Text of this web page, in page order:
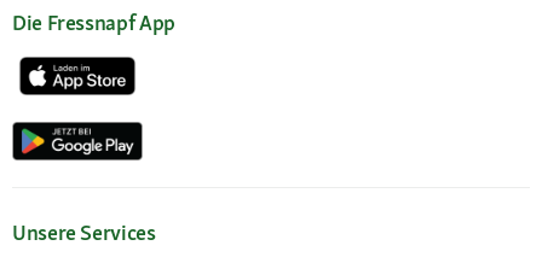
Die Fressnapf App
Unsere Services